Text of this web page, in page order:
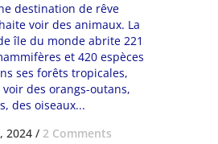
destination de rêve
voir des animaux. La
île du monde abrite 221
et 420 espèces
ses forêts tropicales,
des orangs-outans,
des oiseaux...
2024 / 2 Comments